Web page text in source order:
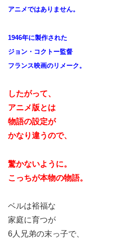
アニメではありません。
1946年に製作された
ジョン・コクトー監督
フランス映画のリメーク。
したがって、
アニメ版とは
物語の設定が
かなり違うので、
驚かないように。
こっちが本物の物語。
ベルは裕福な
家庭に育つが
6人兄弟の末っ子で、